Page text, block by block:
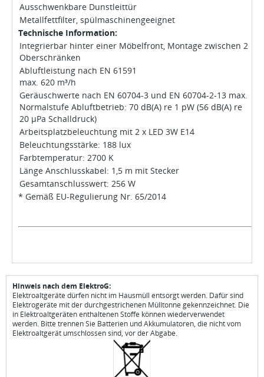
Ausschwenkbare Dunstleittür
Metallfettfilter, spülmaschinengeeignet
Technische Information:
Integrierbar hinter einer Möbelfront, Montage zwischen 2
Oberschränken
Abluftleistung nach EN 61591
max. 620 m³/h
Geräuschwerte nach EN 60704-3 und EN 60704-2-13 max.
Normalstufe Abluftbetrieb: 70 dB(A) re 1 pW (56 dB(A) re
20 µPa Schalldruck)
Arbeitsplatzbeleuchtung mit 2 x LED 3W E14
Beleuchtungsstärke: 188 lux
Farbtemperatur: 2700 K
Länge Anschlusskabel: 1,5 m mit Stecker
Gesamtanschlusswert: 256 W
* Gemäß EU-Regulierung Nr. 65/2014
Hinweis nach dem ElektroG:
Elektroaltgeräte dürfen nicht im Hausmüll entsorgt werden. Dafür sind
Elektrogeräte mit der durchgestrichenen Mülltonne gekennzeichnet. Die
in Elektroaltgeräten enthaltenen Stoffe können wiederverwendet
werden. Bitte trennen Sie Batterien und Akkumulatoren, die nicht vom
Elektroaltgerät umschlossen sind, vor der Abgabe.